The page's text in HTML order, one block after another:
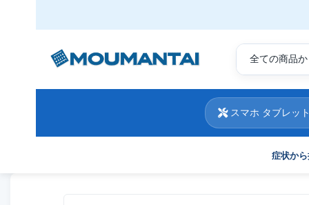
症状か
スマホ タブレッ